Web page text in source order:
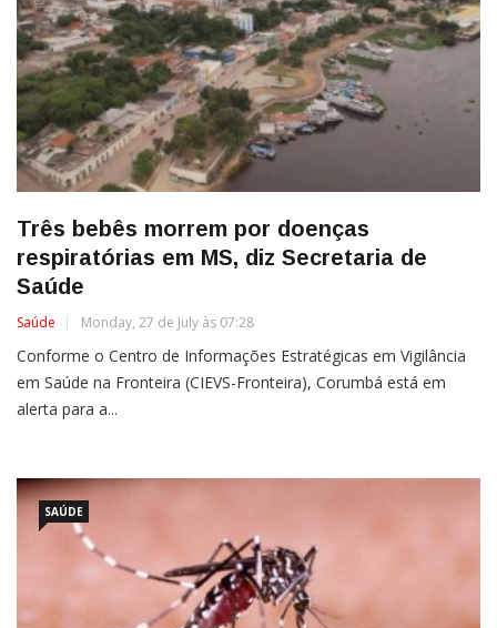
Três bebês morrem por doenças
respiratórias em MS, diz Secretaria de
Saúde
Saúde Monday, 27 de July às 07:28
Conforme o Centro de Informações Estratégicas em Vigilância
em Saúde na Fronteira (CIEVS-Fronteira), Corumbá está em
alerta para a...
SAÚDE